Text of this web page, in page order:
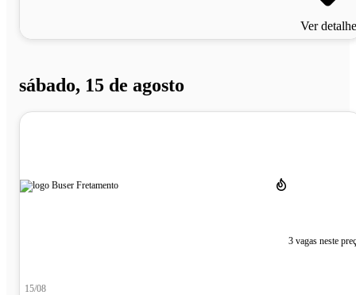
Ver
sábado, 15 de agosto
3 vagas neste
15/08